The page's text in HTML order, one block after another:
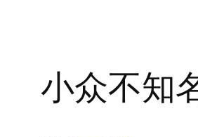
小众不知